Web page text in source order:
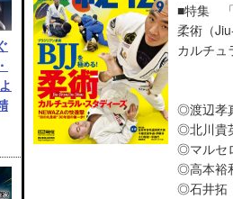
■特集 「
柔術（
カルチュ
◎渡辺孝
◎北川貴
◎マルセ
◎高本裕
◎石井拓